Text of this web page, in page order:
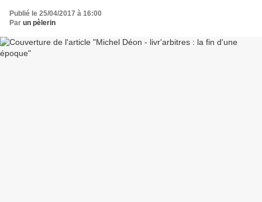
Publié le 25/04/2017 à 16:00
Par un pèlerin